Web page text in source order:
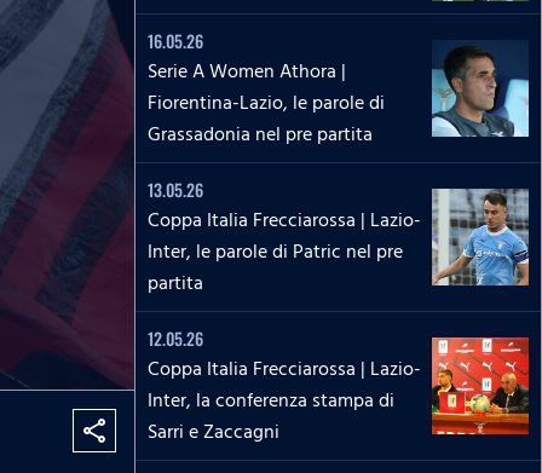
share
16.05.26
Serie A Women Athora |
Fiorentina-Lazio, le parole di
Grassadonia nel pre partita
13.05.26
Coppa Italia Frecciarossa | Lazio-
Inter, le parole di Patric nel pre
partita
12.05.26
Coppa Italia Frecciarossa | Lazio-
Inter, la conferenza stampa di
Sarri e Zaccagni